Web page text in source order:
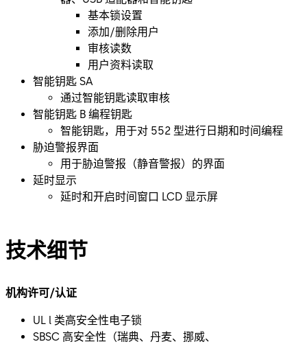
基本锁设置
添加/删除用户
审核读数
用户资料读取
智能钥匙 SA
通过智能钥匙读取审核
智能钥匙 B 编程钥匙
智能钥匙，用于对 552 型进行日期和时间编程
胁迫警报界面
用于胁迫警报（静音警报）的界面
延时显示
延时和开启时间窗口 LCD 显示屏
技术细节
机构许可/认证
UL l 类高安全性电子锁
SBSC 高安全性（瑞典、丹麦、挪威、